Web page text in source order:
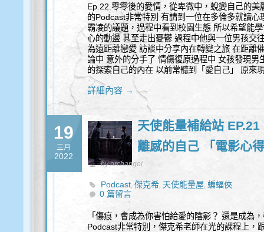
Ep.22.零零後的愛情，從卑微中，蛻變自己的
的Podcast非常特別 有請到一位在多倫多就讀
霸凌的議題，過程中看到校園生態 所以希望能
心的動盪 甚至走出憂鬱 過程中他與一位男孩交
為遠距離戀愛 訪談中分享內在轉變之旅 在距
論中 意外的分手了 情傷復原過程中 女孩發現
的探索自己的內在 以前常聽到「愛自己」 原來
詳細內容 →
19
三月
2022
天使能量補給站
離感的自己 「電影心
by archangel
Podcast,傑克希, 天使能量屋,蝙蝠俠
0 篇留言
「傷痕，會成為你害怕給愛的陰影？ 還是成為
Podcast非常特別，傑克希老師在光的課程上，